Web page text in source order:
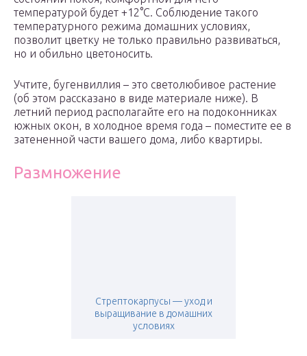
температурой будет +12°С. Соблюдение такого
температурного режима домашних условиях,
позволит цветку не только правильно развиваться,
но и обильно цветоносить.
Учтите, бугенвиллия – это светолюбивое растение
(об этом рассказано в виде материале ниже). В
летний период располагайте его на подоконниках
южных окон, в холодное время года – поместите ее в
затененной части вашего дома, либо квартиры.
Размножение
Стрептокарпусы — уход и
выращивание в домашних
условиях